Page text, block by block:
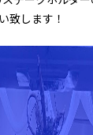
致します！